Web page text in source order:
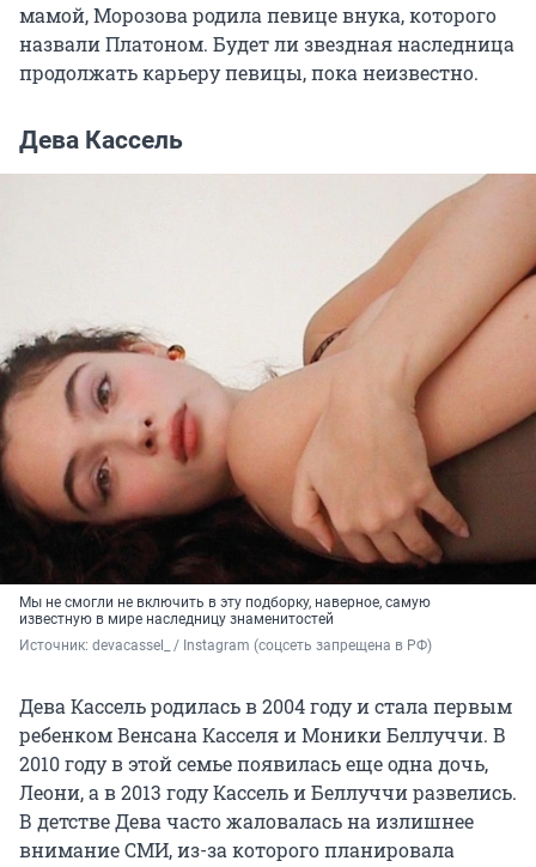
мамой, Морозова родила певице внука, которого
назвали Платоном. Будет ли звездная наследница
продолжать карьеру певицы, пока неизвестно.
Дева Кассель
Мы не смогли не включить в эту подборку, наверное, самую
известную в мире наследницу знаменитостей
Источник: devacassel_ / Instagram (соцсеть запрещена в РФ)
Дева Кассель родилась в 2004 году и стала первым
ребенком Венсана Касселя и Моники Беллуччи. В
2010 году в этой семье появилась еще одна дочь,
Леони, а в 2013 году Кассель и Беллуччи развелись.
В детстве Дева часто жаловалась на излишнее
внимание СМИ, из-за которого планировала